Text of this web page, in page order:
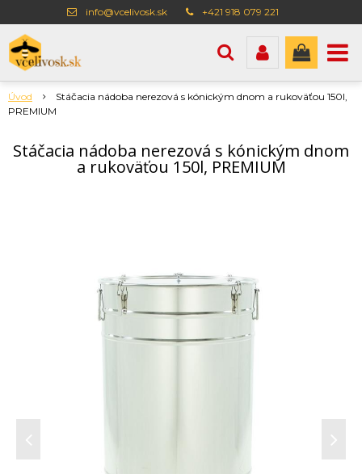
info@vcelivosk.sk +421 918 079 221
Úvod
Stáčacia nádoba nerezová s kónickým dnom a rukoväťou 150l,
PREMIUM
Stáčacia nádoba nerezová s kónickým dnom
a rukoväťou 150l, PREMIUM